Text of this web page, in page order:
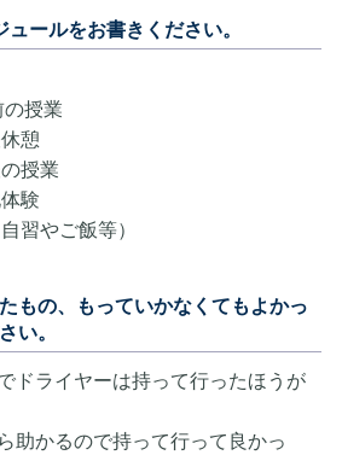
ールをお書きください。
授業
憩
授業
験
やご飯等）
もの、もっていかなくてもよかっ
い。
ドライヤーは持って行ったほうが
助かるので持って行って良かっ